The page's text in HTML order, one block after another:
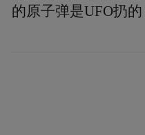
的原子弹是UFO扔的